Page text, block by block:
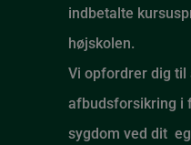
indbetalte
højskolen.
Vi opfordrer dig til
afbudsforsikring i
sygdom ved dit